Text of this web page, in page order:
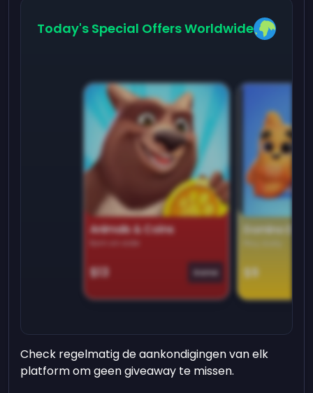
Today's Special Offers Worldwide
Animals & Coins
$13 Game
Domino
$9
Check regelmatig de aankondigingen van elk
platform om geen giveaway te missen.